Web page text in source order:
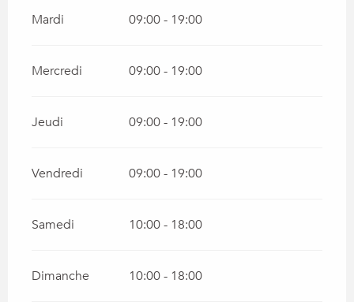
Mardi 09:00 - 19:00
Mercredi 09:00 - 19:00
Jeudi 09:00 - 19:00
Vendredi 09:00 - 19:00
Samedi 10:00 - 18:00
Dimanche 10:00 - 18:00